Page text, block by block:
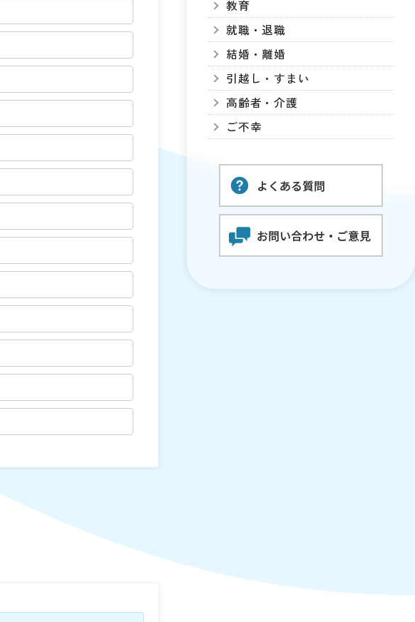
教育
就職・退職
結婚・離婚
引越し・すまい
高齢者・介護
ご不幸